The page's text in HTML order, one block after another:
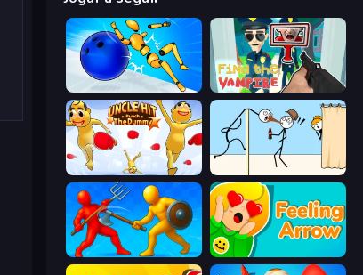
Playground Man! Ragdoll Show! Find the Vampire
Uncle Hit: Punch the Dummy Gomu Goman
Epic Sword Battle! Fight in Arena Feeling Arrow